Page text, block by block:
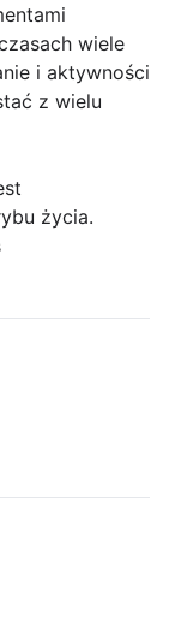
wiele
i aktywności
z wielu
życia.